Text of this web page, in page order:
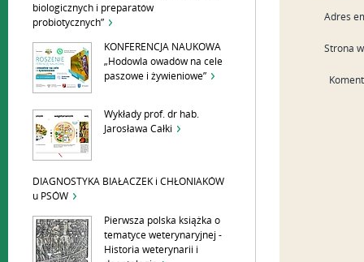
biologicznych i preparatów
probiotycznych”
KONFERENCJA NAUKOWA
„Hodowla owadów na cele
paszowe i żywieniowe”
Wykłady prof. dr hab.
Jarosława Całki
DIAGNOSTYKA BIAŁACZEK i CHŁONIAKÓW
u PSÓW
Pierwsza polska książka o
tematyce weterynaryjnej -
Historia weterynarii i
Adres
Strona